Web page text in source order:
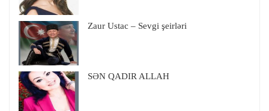
Zaur Ustac – Sevgi şeirləri
SƏN QADIR ALLAH